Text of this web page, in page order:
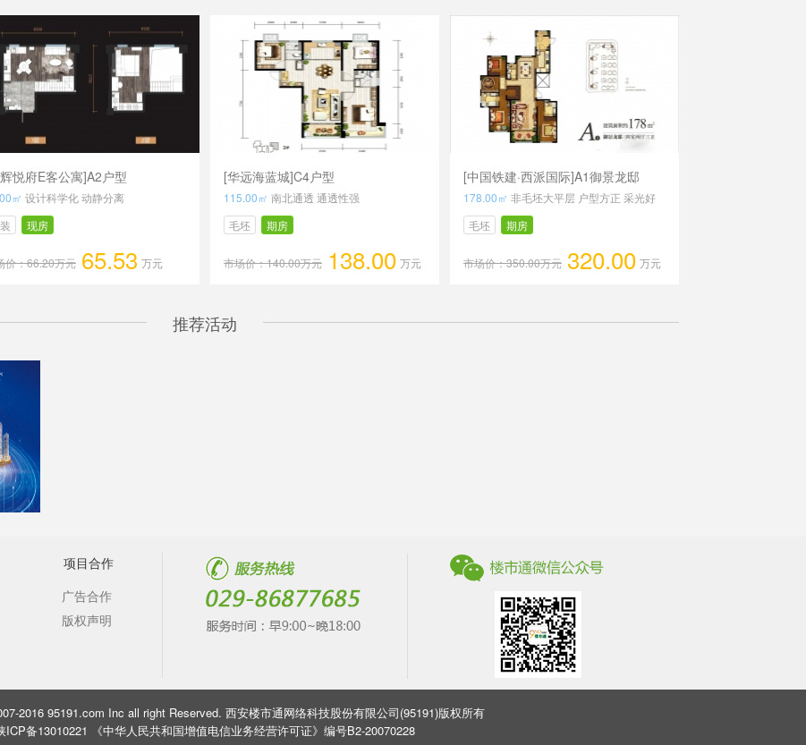
悦府E客公寓]A2户型
㎡ 设计科学化 动静分离
现房
价：66.20万元 65.53 万元
[华远海蓝城]C4户型
115.00㎡ 南北通透 通透性强
毛坯
期房
市场价：140.00万元 138.00 万元
[中国铁建·西派国际]A1御景龙邸
178.00㎡ 非毛坯大平层 户型方正 采光好
毛坯
期房
市场价：350.00万元 320.00 万元
推荐活动
项目合作
广告合作
版权声明
2016 95191.com Inc all right Reserved. 西安楼市通网络科技股份有限公司(95191)版权所有
ICP备13010221 《中华人民共和国增值电信业务经营许可证》编号B2-20070228